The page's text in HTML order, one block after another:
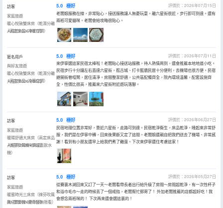
訪客
家庭旅遊
暖心悅致雙床房（乾濕分離
+高定床品+冷暖空調）
入住於2026年07月
5.0 極好
評價於：2026年07月15日
老闆娘服務在線，非常貼心，接送服務讓人無憂玩耍。離六星街很近，步行即可到達。還有
兩衹可愛貓咪。老闆會給攻略很貼心。
匿名用戶
與好友旅遊
暖心悅致雙床房（乾濕分離
+高定床品+冷暖空調）
入住於2026年06月
5.0 極好
評價於：2026年07月11日
來伊寧選這家民宿太棒啦！老闆貼心接送站服務，待人熱情周到，還會推薦本地地道小吃。
民宿步行十分鐘左右直達六星街，逛古城、打卡藍牆民居十分便利，去機場也很方便。民宿
避開街巷喧鬧，居住清凈。房間整潔舒適，公共區配備齊全，院內環境温馨，配套設施齊
全，性價比很高，推薦來六星街附近遊玩落腳。
訪客
家庭旅遊
暖陽舒適大床房（高定床品
+徠芬吹風機+調温直飲水
機）
入住於2026年06月
5.0 極好
評價於：2026年06月27日
民宿地理位置非常好，靠近六星街，走路可到達。民宿乾淨衞生，床品乾淨，睡起來非常舒
服，我們是在伊寧中轉，回來後果斷又定了這間，老闆娘還親自把我們送去了機場、非常感
謝！看到有小朋友還早上給我們煮了雞蛋。下次來伊寧還住考慮這家！
訪客
家庭旅遊
暖蜜時光三床房（徠芬吹風
機+閨蜜機+愛奇藝無限看）
入住於2026年05月
5.0 極好
評價於：2026年05月27日
從賽裏木湖回來又訂了一天～老闆看帶長者出行給升級了房間～房間超乾淨，有一次性杯子
和浴巾毛巾～走的時候丟了一個戒指，老闆幫忙郵寄了！ 外加老闆推薦的店都超好吃！我
會想念兩衹咪的！ 下次再來還會選這裏的！